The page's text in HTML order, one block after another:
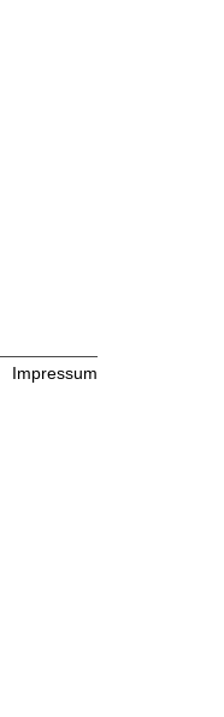
Impressum